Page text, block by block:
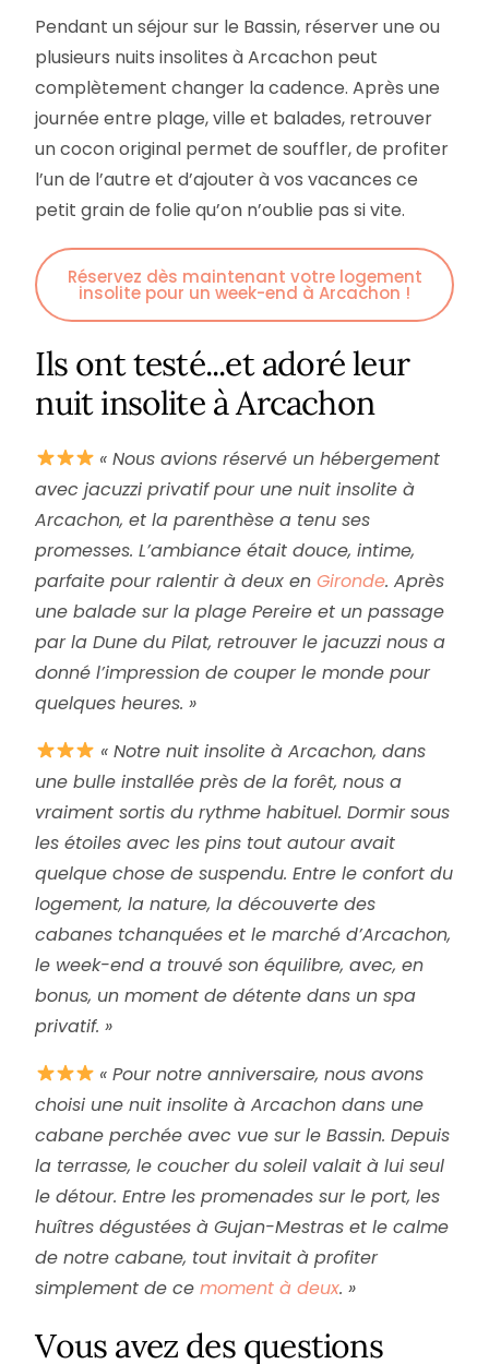
Pendant un séjour sur le Bassin, réserver une ou
plusieurs nuits insolites à Arcachon peut
complètement changer la cadence. Après une
journée entre plage, ville et balades, retrouver
un cocon original permet de souffler, de profiter
l’un de l’autre et d’ajouter à vos vacances ce
petit grain de folie qu’on n’oublie pas si vite.
Réservez dès maintenant votre logement
insolite pour un week-end à Arcachon !
Ils ont testé...et adoré leur
nuit insolite à Arcachon
« Nous avions réservé un hébergement
avec jacuzzi privatif pour une nuit insolite à
Arcachon, et la parenthèse a tenu ses
promesses. L’ambiance était douce, intime,
parfaite pour ralentir à deux enGironde. Après
une balade sur la plage Pereire et un passage
par la Dune du Pilat, retrouver le jacuzzi nous a
donné l’impression de couper le monde pour
quelques heures. »
« Notre nuit insolite à Arcachon, dans
une bulle installée près de la forêt, nous a
vraiment sortis du rythme habituel. Dormir sous
les étoiles avec les pins tout autour avait
quelque chose de suspendu. Entre le confort du
logement, la nature, la découverte des
cabanes tchanquées et le marché d’Arcachon,
le week-end a trouvé son équilibre, avec, en
bonus, un moment de détente dans un spa
privatif. »
« Pour notre anniversaire, nous avons
choisi une nuit insolite à Arcachon dans une
cabane perchée avec vue sur le Bassin. Depuis
la terrasse, le coucher du soleil valait à lui seul
le détour. Entre les promenades sur le port, les
huîtres dégustées à Gujan-Mestras et le calme
de notre cabane, tout invitait à profiter
simplement de cemoment à deux. »
Vous avez des questions